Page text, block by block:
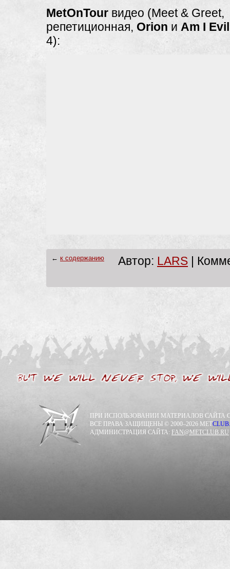
MetOnTour видео (Meet & Greet,
репетиционная, Orion и Am I Evil
4):
← к содержанию Автор: LARS |
ПРИ ИСПОЛЬЗОВАНИИ МАТЕРИАЛОВ САЙТА
ВСЕ ПРАВА ЗАЩИЩЕНЫ © 2000–2026 METCLUB.
АДМИНИСТРАЦИЯ САЙТА: FAN@METCLUB.RU